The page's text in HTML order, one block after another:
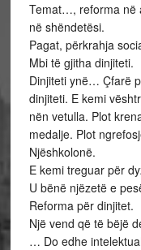
Temat…, reforma në
në shëndetësi.
Pagat, përkrahja
Mbi të gjitha dinjiteti.
Dinjiteti ynë… Çfarë
dinjiteti. E kemi
nën vetulla. Plot
medalje. Plot
Njëshkolonë.
E kemi treguar për
U bënë njëzetë e
Reforma për dinjitet.
Një vend që të bëjë
… Do edhe